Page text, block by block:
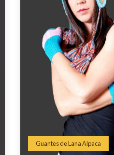
Guantes de Lana Alpaca